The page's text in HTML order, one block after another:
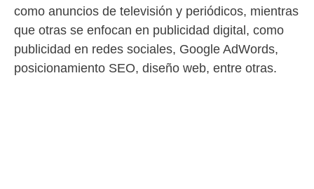
como anuncios de televisión y periódicos, mientras
que otras se enfocan en publicidad digital, como
publicidad en redes sociales, Google AdWords,
posicionamiento SEO, diseño web, entre otras.